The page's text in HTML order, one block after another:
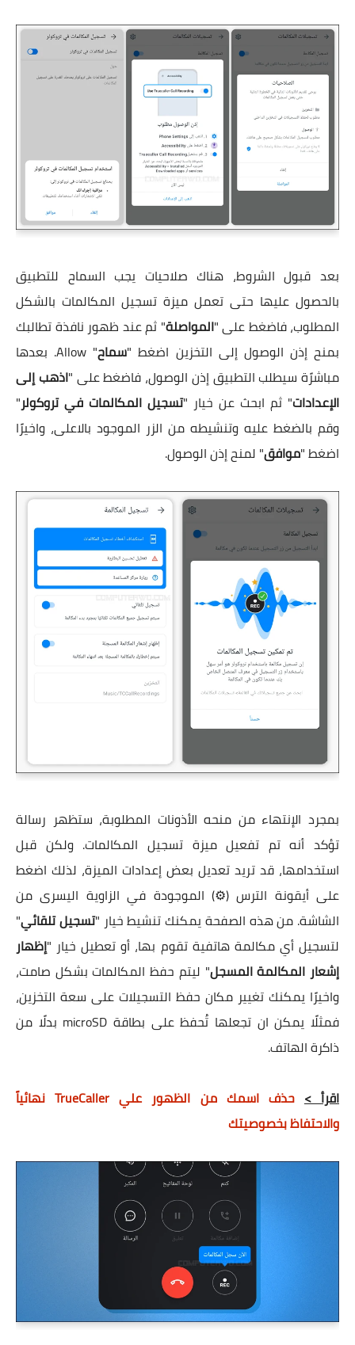
بعد قبول الشروط، هناك صلاحيات يجب السماح للتطبيق
بالحصول عليها حتى تعمل ميزة تسجيل المكالمات بالشكل
المطلوب، فاضغط على "المواصلة" ثم عند ظهور نافذة تطالبك
بمنح إذن الوصول إلى التخزين اضغط "سماح
" Allow. بعدها
مباشرًة سيطلب التطبيق إذن الوصول، فاضغط على "اذهب إلى
الإعدادات" ثم ابحث عن خيار "تسجيل المكالمات في تروكولر"
وقم بالضغط عليه وتنشيطه من الزر الموجود بالاعلى، واخيرًا
اضغط "موافق" لمنح إذن الوصول.
بمجرد الإنتهاء من منحه الأذونات المطلوبة، ستظهر رسالة
تؤكد أنه تم تفعيل ميزة تسجيل المكالمات. ولكن قبل
استخدامها، قد تريد تعديل بعض إعدادات الميزة، لذلك اضغط
على أيقونة الترس (⚙️) الموجودة في الزاوية اليسرى من
الشاشة. من هذه الصفحة يمكنك تنشيط خيار "تسجيل تلقائي"
لتسجيل أي مكالمة هاتفية تقوم بها، أو تعطيل خيار "إظهار
إشعار المكالمة المسجل" ليتم حفظ المكالمات بشكل صامت،
واخيرًا يمكنك تغيير مكان حفظ التسجيلات على سعة التخزين،
فمثلًا يمكن ان تجعلها تُحفظ على بطاقة microSD بدلًا من
ذاكرة الهاتف.
اقرأ >
حذف اسمك من الظهور علي TrueCaller نهائياً
والاحتفاظ بخصوصيتك